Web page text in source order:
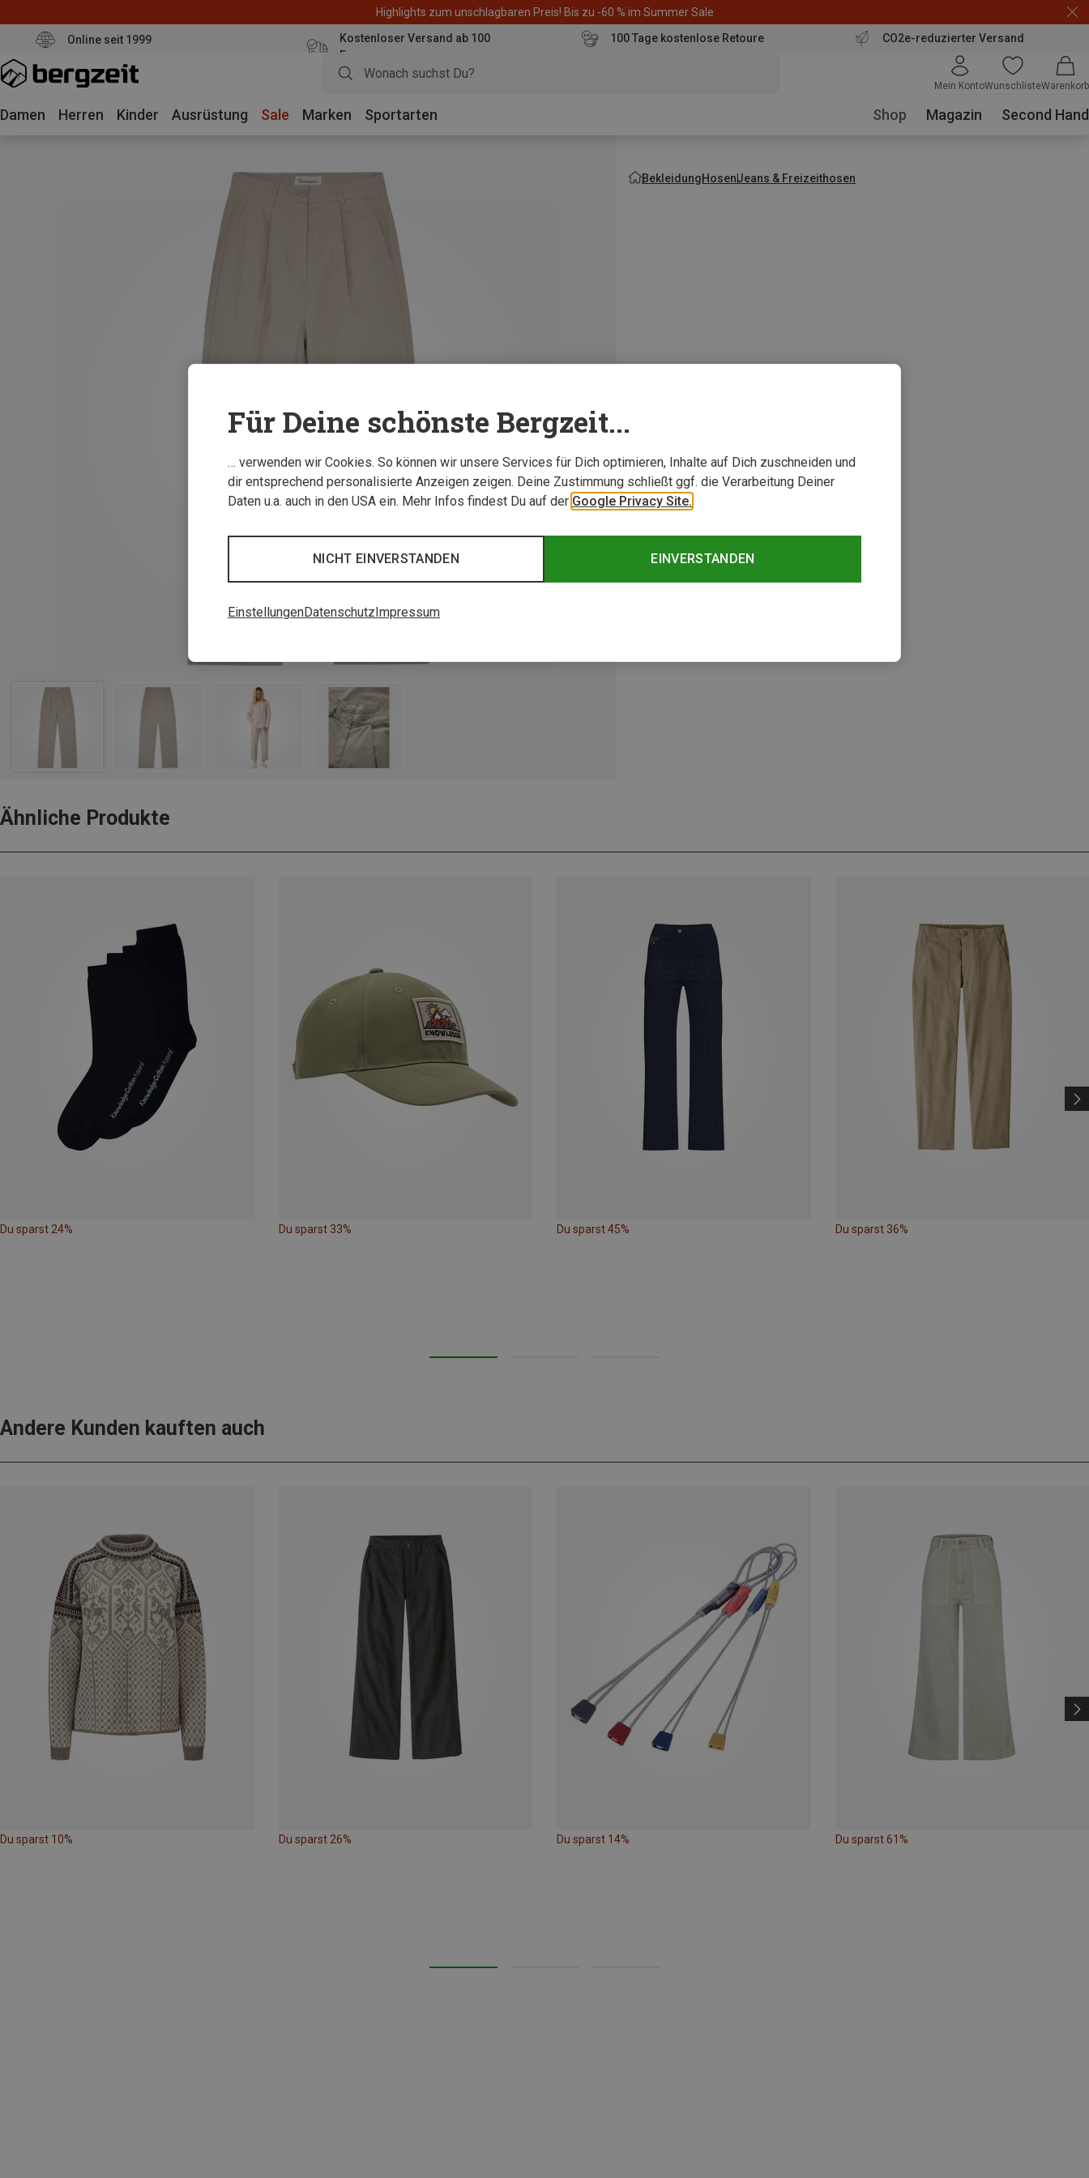
Highlights zum unschlagbaren Preis! Bis zu -60 % im Summer Sale
Online seit 1999
Kostenloser Versand ab 100
Euro
100 Tage kostenlose Retoure CO2e-reduzierter Versand
Mein KontoWunschlisteWarenkorb
Damen Herren Kinder Ausrüstung Sale Marken Sportarten Shop Magazin Second Hand
BekleidungHosenJeans & Freizeithosen
Ähnliche Produkte
Du sparst 24% Du sparst 33% Du sparst 45% Du sparst 36%
Andere Kunden kauften auch
Du sparst 10% Du sparst 26% Du sparst 14% Du sparst 61%
Für Deine schönste Bergzeit...
… verwenden wir Cookies. So können wir unsere Services für Dich optimieren, Inhalte auf Dich zuschneiden und
dir entsprechend personalisierte Anzeigen zeigen. Deine Zustimmung schließt ggf. die Verarbeitung Deiner
Daten u.a. auch in den USA ein. Mehr Infos findest Du auf der Google Privacy Site.
EINVERSTANDEN
NICHT EINVERSTANDEN
EinstellungenDatenschutzImpressum